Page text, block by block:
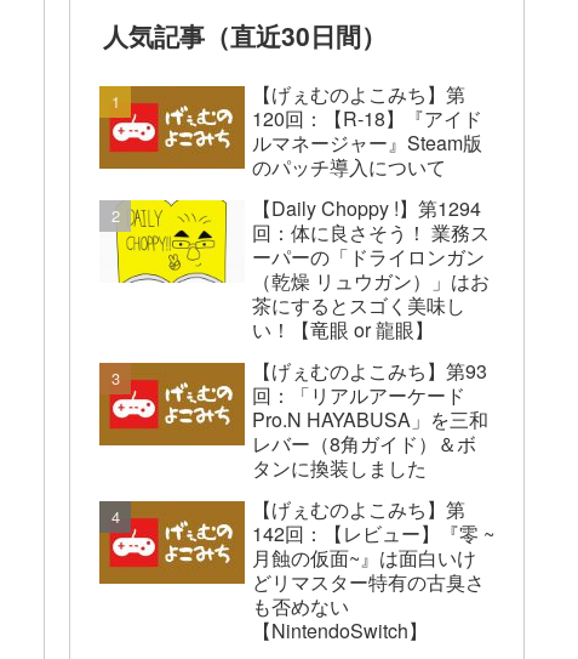
人気記事（直近30日間）
【げぇむのよこみち】第
120回：【R-18】『アイド
ルマネージャー』Steam版
のパッチ導入について
【Daily Choppy !】第1294
回：体に良さそう！ 業務ス
ーパーの「ドライロンガン
（乾燥 リュウガン）」はお
茶にするとスゴく美味し
い！【竜眼 or 龍眼】
【げぇむのよこみち】第93
回：「リアルアーケード
Pro.N HAYABUSA」を三和
レバー（8角ガイド）＆ボ
タンに換装しました
【げぇむのよこみち】第
142回：【レビュー】『零 ~
月蝕の仮面~』は面白いけ
どリマスター特有の古臭さ
も否めない
【NintendoSwitch】